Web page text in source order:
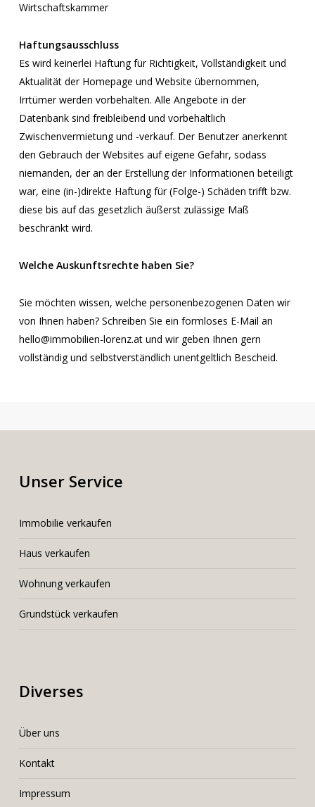
Wirtschaftskammer
Haftungsausschluss
Es wird keinerlei Haftung für Richtigkeit, Vollständigkeit und
Aktualität der Homepage und Website übernommen,
Irrtümer werden vorbehalten. Alle Angebote in der
Datenbank sind freibleibend und vorbehaltlich
Zwischenvermietung und -verkauf. Der Benutzer anerkennt
den Gebrauch der Websites auf eigene Gefahr, sodass
niemanden, der an der Erstellung der Informationen beteiligt
war, eine (in-)direkte Haftung für (Folge-) Schäden trifft bzw.
diese bis auf das gesetzlich äußerst zulässige Maß
beschränkt wird.
Welche Auskunftsrechte haben Sie?
Sie möchten wissen, welche personenbezogenen Daten wir
von Ihnen haben? Schreiben Sie ein formloses E-Mail an
hello@immobilien-lorenz.at und wir geben Ihnen gern
vollständig und selbstverständlich unentgeltlich Bescheid.
Unser Service
Immobilie verkaufen
Haus verkaufen
Wohnung verkaufen
Grundstück verkaufen
Diverses
Über uns
Kontakt
Impressum